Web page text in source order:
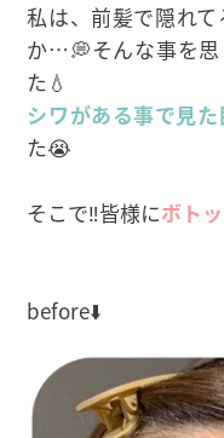
私は、前髪で隠れ
か…💭そんな事を思
た💧
シワがある事で見
た😭
そこで‼皆様にボト
before⬇️